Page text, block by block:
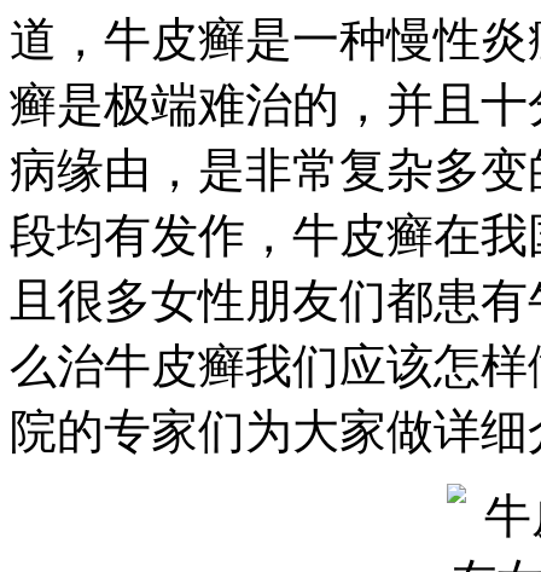
道，牛皮癣是一种慢性
癣是极端难治的，并且
病缘由，是非常复杂多
段均有发作，牛皮癣在
且很多女性朋友们都患
么治牛皮癣我们应该怎
院的专家们为大家做详